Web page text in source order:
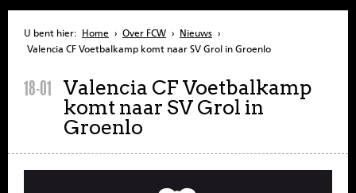
U bent hier: Home › Over FCW › Nieuws ›
Valencia CF Voetbalkamp komt naar SV Grol in Groenlo
18-01 Valencia CF Voetbalkamp
komt naar SV Grol in
Groenlo